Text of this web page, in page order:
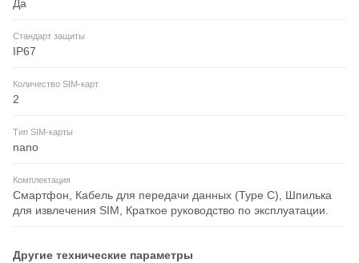
Да
Стандарт защиты
IP67
Количество SIM-карт
2
Тип SIM-карты
nano
Комплектация
Смартфон, Кабель для передачи данных (Type C), Шпилька
для извлечения SIM, Краткое руководство по эксплуатации.
Другие технические параметры